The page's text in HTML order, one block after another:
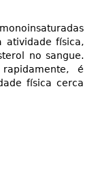
atividade física,
no sangue.
é
física cerca